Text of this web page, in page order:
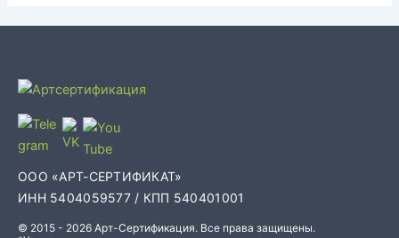
ООО «АРТ-СЕРТИФИКАТ»
ИНН 5404059577 / КПП 540401001
© 2015 - 2026 Арт-Сертификация. Все права защищены.